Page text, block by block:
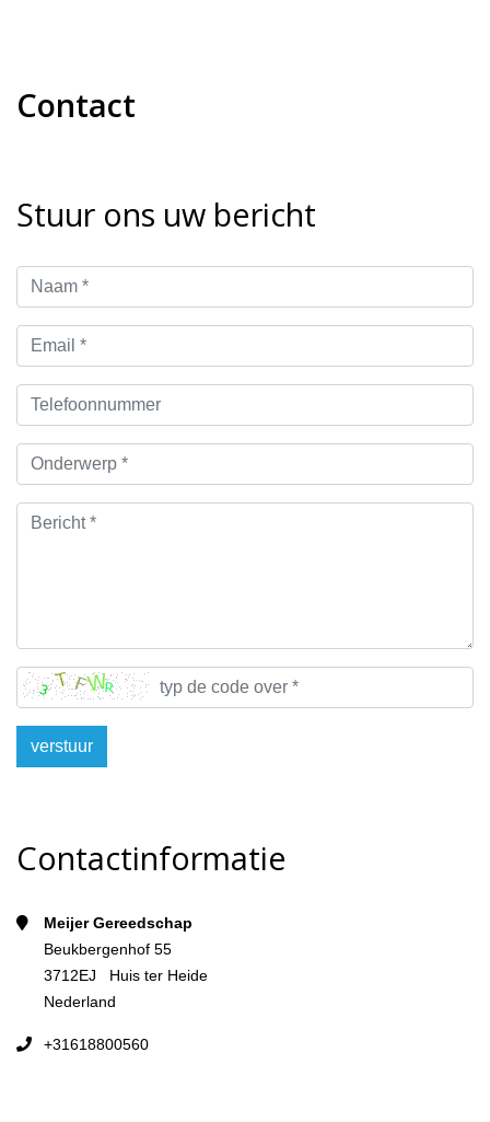
Contact
Stuur ons uw bericht
verstuur
Contactinformatie
Meijer Gereedschap
Beukbergenhof 55
3712EJ Huis ter Heide
Nederland
+31618800560